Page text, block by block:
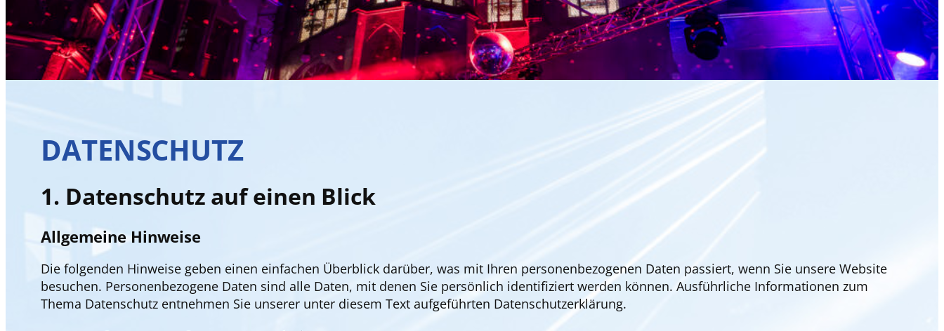
DATENSCHUTZ
1. Datenschutz auf einen Blick
Allgemeine Hinweise
Die folgenden Hinweise geben einen einfachen Überblick darüber, was mit Ihren personenbezogenen Daten passiert, wenn Sie unsere Website
besuchen. Personenbezogene Daten sind alle Daten, mit denen Sie persönlich identifiziert werden können. Ausführliche Informationen zum
Thema Datenschutz entnehmen Sie unserer unter diesem Text aufgeführten Datenschutzerklärung.